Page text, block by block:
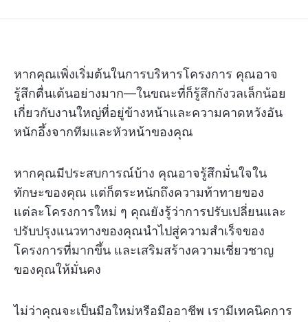
หากคุณเพิ่งเริ่มต้นในการบริหารโครงการ คุณอาจ
รู้สึกตื่นเต้นอย่างมาก—ในขณะที่ก็รู้สึกกังวลเล็กน้อย
เกี่ยวกับงานใหญ่ที่อยู่ข้างหน้าและความคาดหวังอัน
หนักอึ้งจากทีมและหัวหน้าของคุณ
หากคุณมีประสบการณ์บ้าง คุณอาจรู้สึกมั่นใจใน
ทักษะของคุณ แต่ก็ตระหนักถึงความท้าทายของ
แต่ละโครงการใหม่ ๆ คุณยังรู้ว่าการปรับเปลี่ยนและ
ปรับปรุงแนวทางของคุณนำไปสู่ความสำเร็จของ
โครงการที่มากขึ้น และเสริมสร้างความเชี่ยวชาญ
ของคุณให้มั่นคง
ไม่ว่าคุณจะเป็นมือใหม่หรือมืออาชีพ เรามีเทคนิคการ